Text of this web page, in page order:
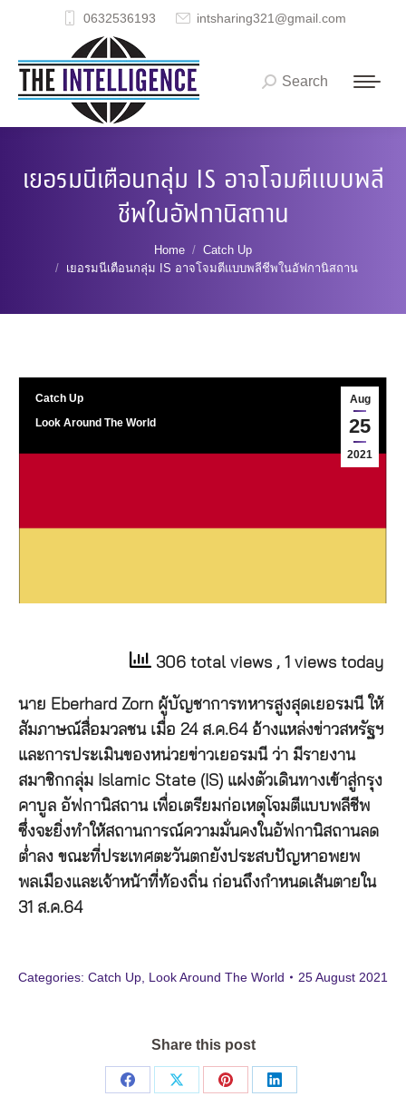
0632536193 intsharing321@gmail.com
Search:
Search
เยอรมนีเตือนกลุ่ม IS อาจโจมตีแบบพลี
ชีพในอัฟกานิสถาน
Home
Catch Up
เยอรมนีเตือนกลุ่ม IS อาจโจมตีแบบพลีชีพในอัฟกานิสถาน
Aug
25
2021
Catch Up
Look Around The World
306 total views , 1 views today
นาย Eberhard Zorn ผู้บัญชาการทหารสูงสุดเยอรมนี ให้
สัมภาษณ์สื่อมวลชน เมื่อ 24 ส.ค.64 อ้างแหล่งข่าวสหรัฐฯ
และการประเมินของหน่วยข่าวเยอรมนี ว่า มีรายงาน
สมาชิกกลุ่ม Islamic State (IS) แฝงตัวเดินทางเข้าสู่กรุง
คาบูล อัฟกานิสถาน เพื่อเตรียมก่อเหตุโจมตีแบบพลีชีพ
ซึ่งจะยิ่งทำให้สถานการณ์ความมั่นคงในอัฟกานิสถานลด
ต่ำลง ขณะที่ประเทศตะวันตกยังประสบปัญหาอพยพ
พลเมืองและเจ้าหน้าที่ท้องถิ่น ก่อนถึงกำหนดเส้นตายใน
31 ส.ค.64
Categories: Catch Up Look Around The World 25 August 2021
Share this post
Share
Share
Share
Share